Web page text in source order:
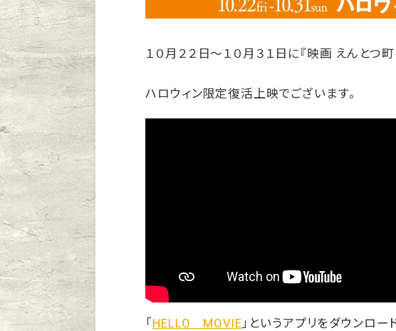
１０月２２日〜１０月３１日に『映画 えんとつ
ハロウィン限定復活上映でございます。
「HELLO MOVIE 」というアプリをダウンロー